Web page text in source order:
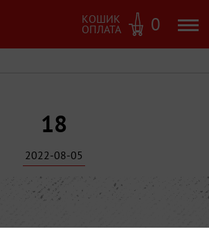
КОШИК
ОПЛАТА 0
18
2022-08-05